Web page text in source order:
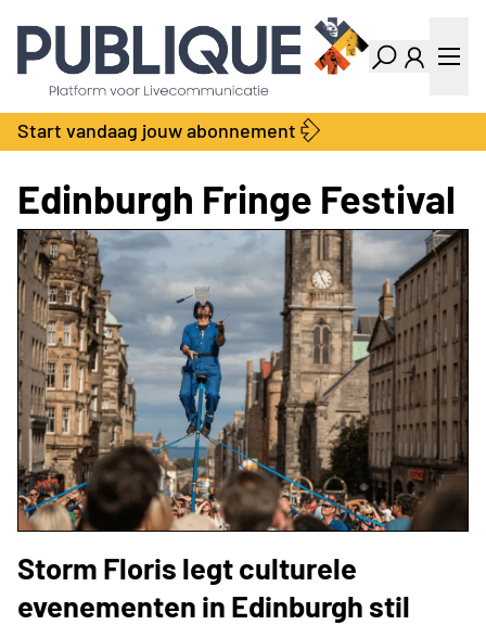
Industry Dashboard
Vacatures
Kalender
Producten
Bedrijvengids
Locatie Finder
Contact
Over ons
Adverteren
Abonnementen
Start vandaag jouw abonnement
Edinburgh Fringe Festival
Storm Floris legt culturele
evenementen in Edinburgh stil